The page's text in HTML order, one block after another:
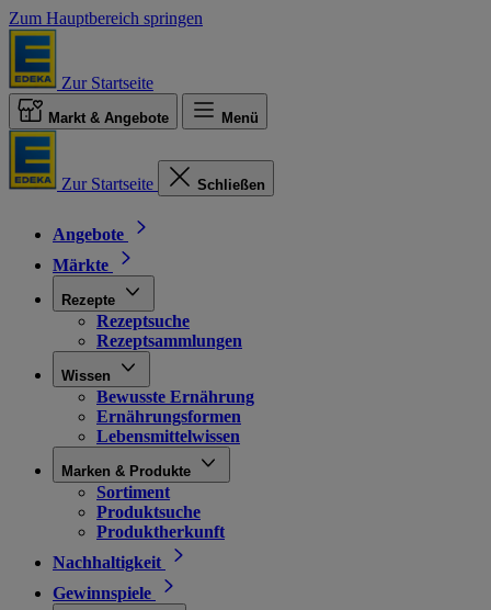
Zum Hauptbereich springen
Zur Startseite
Markt & Angebote Menü
Zur Startseite Schließen
Angebote
Märkte
Rezepte
Rezeptsuche
Rezeptsammlungen
Wissen
Bewusste Ernährung
Ernährungsformen
Lebensmittelwissen
Marken & Produkte
Sortiment
Produktsuche
Produktherkunft
Nachhaltigkeit
Gewinnspiele